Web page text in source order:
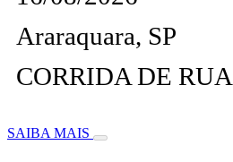
Araraquara, SP
CORRIDA DE RUA
SAIBA MAIS